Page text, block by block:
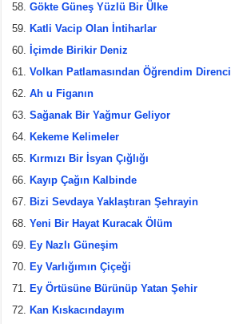
Gökte Güneş Yüzlü Bir Ülke
Katli Vacip Olan İntiharlar
İçimde Birikir Deniz
Volkan Patlamasından Öğrendim Direnci
Ah u Figanın
Sağanak Bir Yağmur Geliyor
Kekeme Kelimeler
Kırmızı Bir İsyan Çığlığı
Kayıp Çağın Kalbinde
Bizi Sevdaya Yaklaştıran Şehrayin
Yeni Bir Hayat Kuracak Ölüm
Ey Nazlı Güneşim
Ey Varlığımın Çiçeği
Ey Örtüsüne Bürünüp Yatan Şehir
Kan Kıskacındayım